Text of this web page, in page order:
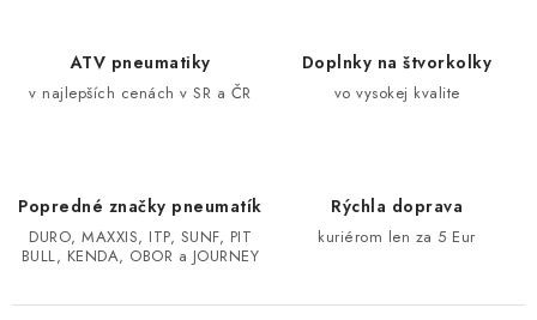
CF MOTO X450/X520/X550/X625
CF MOTO CFORCE X850/X1000
ATV pneumatiky
v najlepších cenách v SR a ČR
Doplnky na štvorkolky
vo vysokej kvalite
Popredné značky pneumatík
DURO, MAXXIS, ITP, SUNF, PIT
BULL, KENDA, OBOR a JOURNEY
Rýchla doprava
kuriérom len za 5 Eur